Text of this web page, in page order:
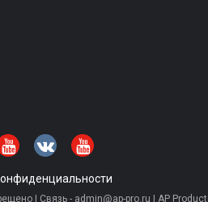
| Связь - admin@ap-pro.ru | AP